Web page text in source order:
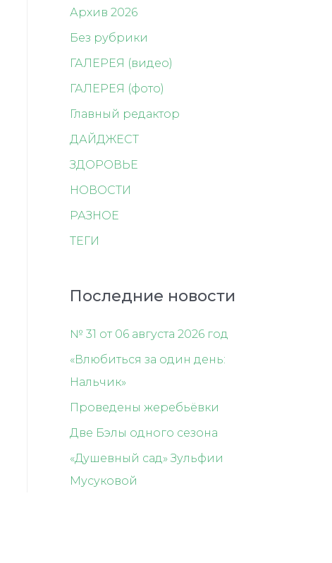
Архив 2026
Без рубрики
ГАЛЕРЕЯ (видео)
ГАЛЕРЕЯ (фото)
Главный редактор
ДАЙДЖЕСТ
ЗДОРОВЬЕ
НОВОСТИ
РАЗНОЕ
ТЕГИ
Последние новости
№ 31 от 06 августа 2026 год
«Влюбиться за один день:
Нальчик»
Проведены жеребьёвки
Две Бэлы одного сезона
«Душевный сад» Зульфии
Мусуковой